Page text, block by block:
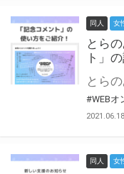
同人 女
とら
ト」
#WEBオ
2021.06.18
同人 女